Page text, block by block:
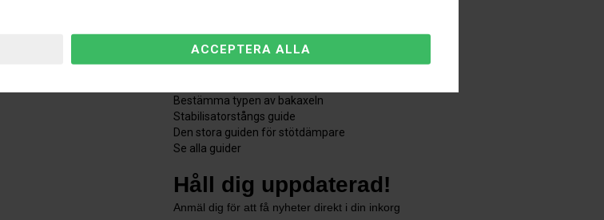
Information
Mätning av fjäderbenet
Bestämma typen av bakaxeln
Stabilisatorstångs guide
Den stora guiden för stötdämpare
Se alla guider
Håll dig uppdaterad!
Anmäl dig för att få nyheter direkt i din inkorg